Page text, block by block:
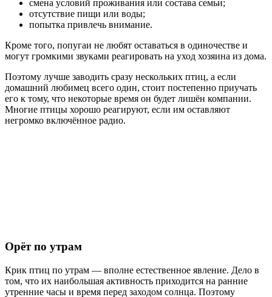
смена условий проживания или состава семьи;
отсутствие пищи или воды;
попытка привлечь внимание.
Кроме того, попугаи не любят оставаться в одиночестве и
могут громкими звуками реагировать на уход хозяина из дома.
Поэтому лучше заводить сразу нескольких птиц, а если
домашний любимец всего один, стоит постепенно приучать
его к тому, что некоторые время он будет лишён компании.
Многие птицы хорошо реагируют, если им оставляют
негромко включённое радио.
Орёт по утрам
Крик птиц по утрам — вполне естественное явление. Дело в
том, что их наибольшая активность приходится на ранние
утренние часы и время перед заходом солнца. Поэтому